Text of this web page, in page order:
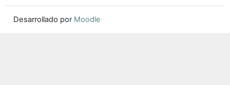
Desarrollado por Moodle